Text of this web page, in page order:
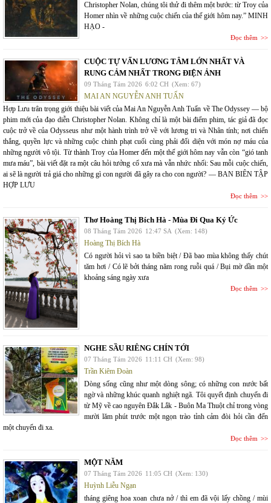
Christopher Nolan, chúng tôi thử đi thêm một bước: từ Troy của
Homer nhìn về những cuộc chiến của thế giới hôm nay.” MINH
HẠO -
Đọc thêm
CUỘC TỰ VẤN LƯƠNG TÂM LỚN NHẤT VÀ
RUNG CẢM NHẤT TRONG ĐIỆN ẢNH
09 Tháng Tám 2026 6:02 CH (Xem: 67)
MAI AN NGUYỄN ANH TUẤN
Hợp Lưu trân trọng giới thiệu bài viết của Mai An Nguyễn Anh Tuấn về The Odyssey — bộ
phim mới của đạo diễn Christopher Nolan. Không chỉ là một bài điểm phim, tác giả đã đọc
cuộc trở về của Odysseus như một hành trình trở về với lương tri và Nhân tính; nơi chiến
thắng, quyền lực và những cuộc chinh phạt cuối cùng phải đối diện với món nợ máu của
những người vô tội. Từ thành Troy của Homer đến một thế giới hôm nay vẫn còn “gió tanh
mưa máu”, bài viết đặt ra một câu hỏi tưởng cổ xưa mà vẫn nhức nhối: Sau mỗi cuộc chiến,
ai sẽ là người trả giá cho những gì con người đã gây ra cho con người? — BAN BIÊN TẬP
HỢP LƯU
Đọc thêm
Thơ Hoàng Thị Bích Hà - Mùa Đi Qua Ký Ức
08 Tháng Tám 2026 12:47 SA (Xem: 148)
Hoàng Thị Bích Hà
Có người hỏi vì sao ta biền biệt / Đã bao mùa không thấy chút
tăm hơi / Có lẽ bởi tháng năm rong ruỗi quá / Bụi mờ dần một
khoảng sáng ngày xưa
Đọc thêm
NGHE SẦU RIÊNG CHÍN TỚI
07 Tháng Tám 2026 11:11 CH (Xem: 98)
Trần Kiêm Đoàn
Dòng sống cũng như một dòng sông; có những con nước bất
ngờ và những khúc quanh nghiệt ngã. Tôi quyết định chuyến đi
từ Mỹ về cao nguyên Đắk Lắk - Buôn Ma Thuột chỉ trong vòng
mười lăm phút trước một ngọn trào tỉnh cảm đòi hỏi cần đến
một chuyến đi xa.
Đọc thêm
MỘT NĂM
07 Tháng Tám 2026 11:05 CH (Xem: 130)
Huỳnh Liễu Ngạn
tháng giêng hoa xoan chưa nở / thì em đã vội lấy chồng / mùi